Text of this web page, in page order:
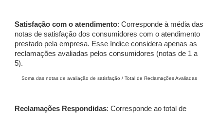
Satisfação com o atendimento: Corresponde à média das
notas de satisfação dos consumidores com o atendimento
prestado pela empresa. Esse índice considera apenas as
reclamações avaliadas pelos consumidores (notas de 1 a
5).
Soma das notas de avaliação de satisfação / Total de Reclamações Avaliadas
Reclamações Respondidas: Corresponde ao total de